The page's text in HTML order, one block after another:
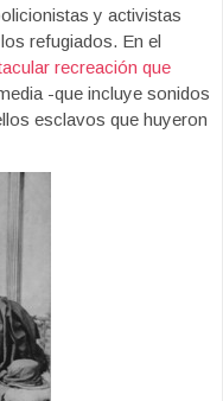
y activistas
refugiados. En el
recreación que
-que incluye sonidos
esclavos que huyeron